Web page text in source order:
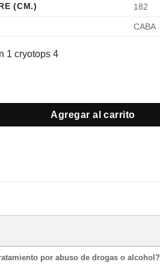
(CM.)
182
CABA
1 cryotops 4
Agregar al carrito
por abuso de drogas o alcohol?